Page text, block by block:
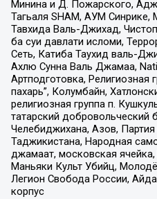
Минина и Д. Пожарского,
Тагьаля SHAM, АУМ
Тавхида Валь-Джихад,
ба суи давлати исломи,
Сеть, Катиба Таухид валь-
Ахлю Сунна Валь Джамаа,
Артподготовка, Религиозная
пахарь”, Колумбайн,
религиозная группа п.
татарский добровольческий
Челебиджихана, Азов,
Таджикистана, Народная
джамаат, московская
Маньяки Культ Убийц,
Легион Свобода России,
корпус